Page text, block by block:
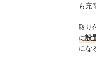
も充
取り
に設
にな